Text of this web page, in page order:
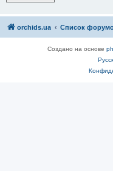
orchids.ua Список
Создано на основе